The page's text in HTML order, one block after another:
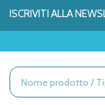
ISCRIVITI ALLA
Ricerca